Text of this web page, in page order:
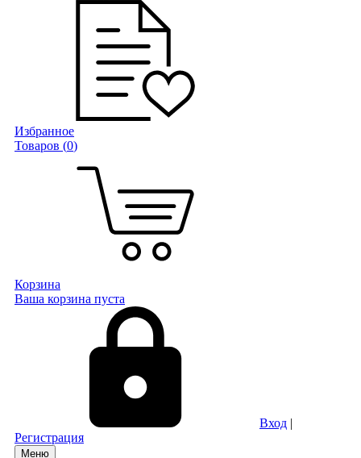
Избранное
Товаров (0)
Корзина
Ваша корзина пуста
Вход |
Регистрация
Меню